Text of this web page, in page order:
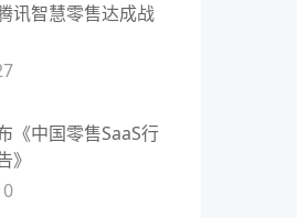
讯智慧零售达成战
《中国零售SaaS行
》